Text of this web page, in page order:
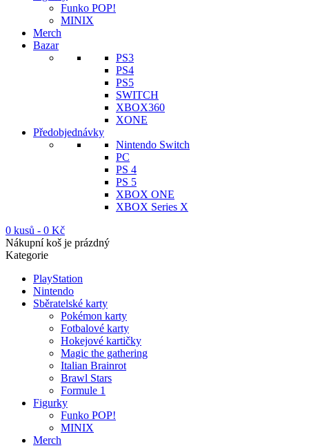
Funko POP!
MINIX
Merch
Bazar
PS3
PS4
PS5
SWITCH
XBOX360
XONE
Předobjednávky
Nintendo Switch
PC
PS 4
PS 5
XBOX ONE
XBOX Series X
0 kusů - 0 Kč
Nákupní koš je prázdný
Kategorie
PlayStation
Nintendo
Sběratelské karty
Pokémon karty
Fotbalové karty
Hokejové kartičky
Magic the gathering
Italian Brainrot
Brawl Stars
Formule 1
Figurky
Funko POP!
MINIX
Merch